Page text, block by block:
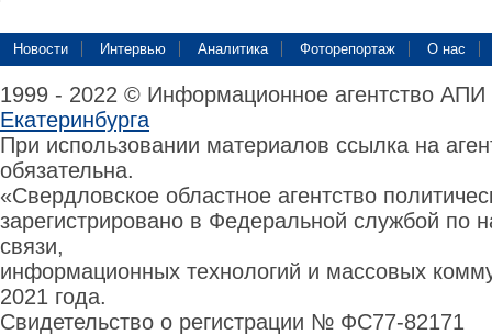
Новости Интервью Аналитика Фоторепортаж О нас
1999 - 2022 © Информационное агентство
Екатеринбурга
При использовании материалов ссылка на
обязательна.
«Свердловское областное агентство
зарегистрировано в Федеральной службой по
связи,
информационных технологий и массовых
2021 года.
Свидетельство о регистрации № ФС77-82171